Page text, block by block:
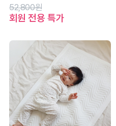
52,800원
회원 전용 특가